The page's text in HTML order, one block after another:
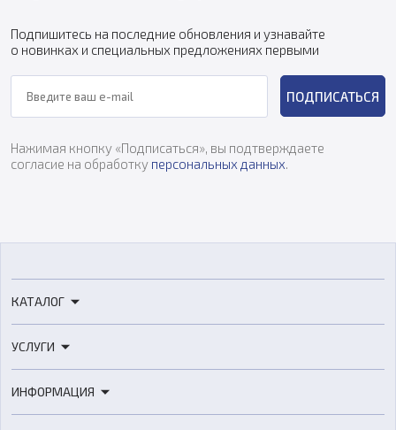
Подпишитесь на последние обновления и узнавайте
о новинках и специальных предложениях первыми
ПОДПИСАТЬСЯ
Нажимая кнопку «Подписаться», вы подтверждаете
согласие на обработку персональных данных.
КАТАЛОГ
3D-сканеры
Расходные материалы
УСЛУГИ
3D-моделирование
ИНФОРМАЦИЯ